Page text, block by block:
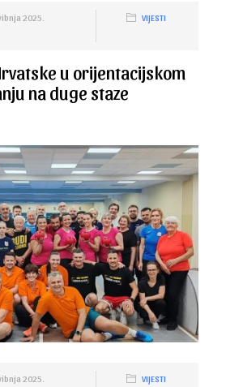
2025. VIJESTI
u orijentacijskom
na duge staze
2025. VIJESTI